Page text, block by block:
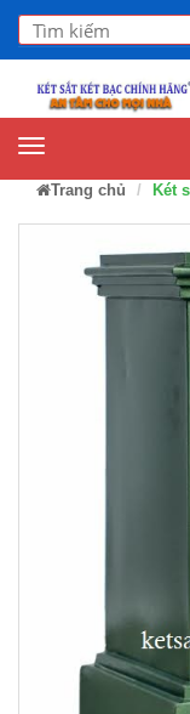
Trang chủ Két